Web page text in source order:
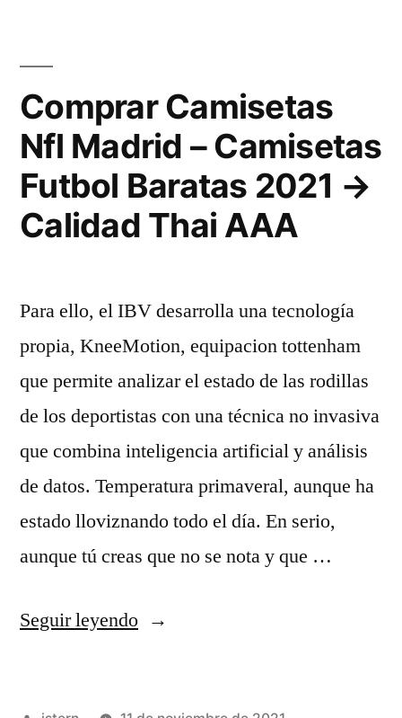
Comprar Camisetas
Nfl Madrid – Camisetas
Futbol Baratas 2021 →
Calidad Thai AAA
Para ello, el IBV desarrolla una tecnología
propia, KneeMotion, equipacion tottenham
que permite analizar el estado de las rodillas
de los deportistas con una técnica no invasiva
que combina inteligencia artificial y análisis
de datos. Temperatura primaveral, aunque ha
estado lloviznando todo el día. En serio,
aunque tú creas que no se nota y que …
Seguir leyendo«Comprar